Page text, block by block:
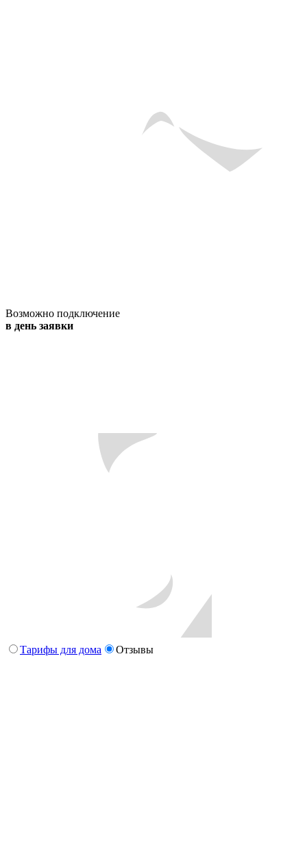
Возможно подключение
в день заявки
Тарифы для дома Отзывы